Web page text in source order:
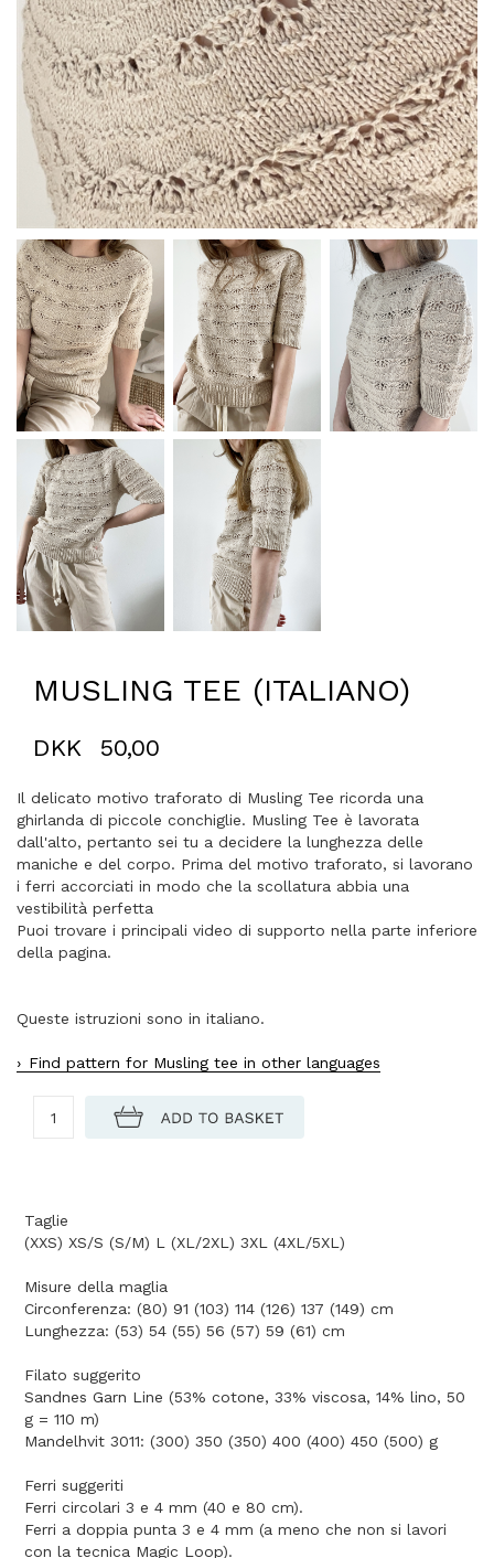
MUSLING TEE (ITALIANO)
DKK 50,00
Il delicato motivo traforato di Musling Tee ricorda una
ghirlanda di piccole conchiglie. Musling Tee è lavorata
dall'alto, pertanto sei tu a decidere la lunghezza delle
maniche e del corpo. Prima del motivo traforato, si lavorano
i ferri accorciati in modo che la scollatura abbia una
vestibilità perfetta
Puoi trovare i principali video di supporto nella parte inferiore
della pagina.
Queste istruzioni sono in italiano.
Find pattern for Musling tee in other languages
Taglie
(XXS) XS/S (S/M) L (XL/2XL) 3XL (4XL/5XL)
Misure della maglia
Circonferenza: (80) 91 (103) 114 (126) 137 (149) cm
Lunghezza: (53) 54 (55) 56 (57) 59 (61) cm
Filato suggerito
Sandnes Garn Line (53% cotone, 33% viscosa, 14% lino, 50
g = 110 m)
Mandelhvit 3011: (300) 350 (350) 400 (400) 450 (500) g
Ferri suggeriti
Ferri circolari 3 e 4 mm (40 e 80 cm).
Ferri a doppia punta 3 e 4 mm (a meno che non si lavori
con la tecnica Magic Loop).